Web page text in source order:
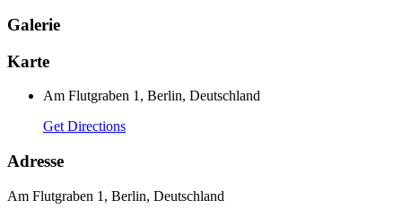
Galerie
Karte
Am Flutgraben 1, Berlin, Deutschland
Get Directions
Adresse
Am Flutgraben 1, Berlin, Deutschland